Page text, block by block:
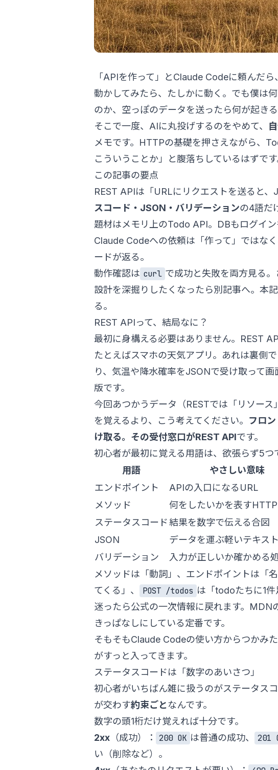
「APIを作って」とClaude Codeに頼んだ
動かしてみたら、たしかに動く。でも僕は
のか、空っぽのデータを送ったら何が起き
そこで一度、AIに丸投げするのをやめて、
メモです。HTTPの基礎を押さえながら、
こういうことか」と腹落ちしているはずです
この記事の要点
REST APIは「URLにリクエストを送ると
スコード・JSON・バリデーションの4語だ
題材はメモリ上のTodo API。DBもログイ
Claude Codeへの依頼は「作って」ではなく
ードが返る。
動作確認は curl で成功と失敗を両方見る。
設計を深掘りしたくなったら別記事へ。本
る。
REST APIって、結局なに？
最初に身構える必要はありません。REST
たとえばスマホの天気アプリ。あれは裏側
り、気温や降水確率をJSONで受け取って
版です。
今回あつかうデータ（RESTでは「リソース
を覚えるより、こう考えてください。 フロ
け取る。その受付窓口がREST APIです。
初心者が最初に覚える用語は、欲張らず5つ
用語
やさしい意味
エンドポイント
APIの入口になるURL
メソッド
何をしたいかを表す
ステータスコード結果を数字で伝える合図
JSON
データを運ぶ軽いテキス
バリデーション
入力が正しいか確かめる
メソッドは「動詞」、エンドポイントは「
てくる」、
POST /todos は「todoたちに1件
迷ったら公式の一次情報に戻れます。MDN
きっぱなしにしている定番です。
そもそもClaude Codeの使い方からつかみ
がすっと入ってきます。
ステータスコードは「数字のあいさつ」
初心者がいちばん雑に扱うのがステータス
が交わす約束ごとなんです。
数字の頭1桁だけ覚えれば十分です。
2xx （成功）： 200 OK は普通の成功、 201
い（削除など）。